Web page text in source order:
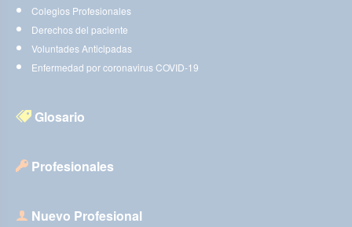
Colegios Profesionales
Derechos del paciente
Voluntades Anticipadas
Enfermedad por coronavirus COVID-19
Glosario
Profesionales
Nuevo Profesional